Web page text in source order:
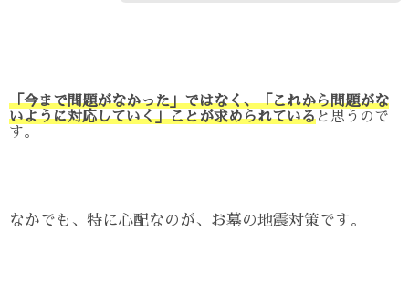
「今まで問題がなかった」ではなく、「これから問題がな
いように対応していく」ことが求められていると思うので
す。
なかでも、特に心配なのが、お墓の地震対策です。